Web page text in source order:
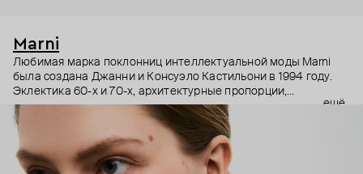
Marni
Любимая марка поклонниц интеллектуальной моды Marni
была создана Джанни и Консуэло Кастильони в 1994 году.
Эклектика 60-х и 70-х, архитектурные пропорции,
необычный взгляд на простые силуэты и, разумеется,
заметные украшения – Дом Marni уже двадцать лет верен
своему неподражаемому почерку, а коллаборации с
молодыми художниками привносят в него новые штрихи.
ещё